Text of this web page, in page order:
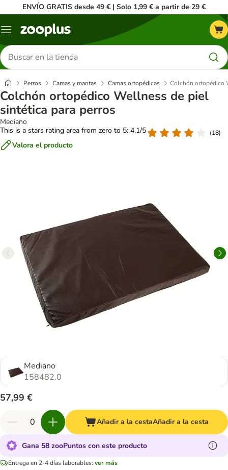
ENVÍO GRATIS desde 49 € | Solo 1,99 € a partir de 29 €
Menú
Buscar
productos
Perros Camas y mantas Camas ortopédicas Colchón ortopédico
Colchón ortopédico Wellness de piel
sintética para perros
Mediano
This is a stars rating area from zero to 5: 4.1/5
(18)
Valora el producto
Mediano
158482.0
57,99 €
Añadir a la cestaAñadir a la cesta
Gana 58 zooPuntos con este producto
Entrega en 2-4 días laborables: ver más